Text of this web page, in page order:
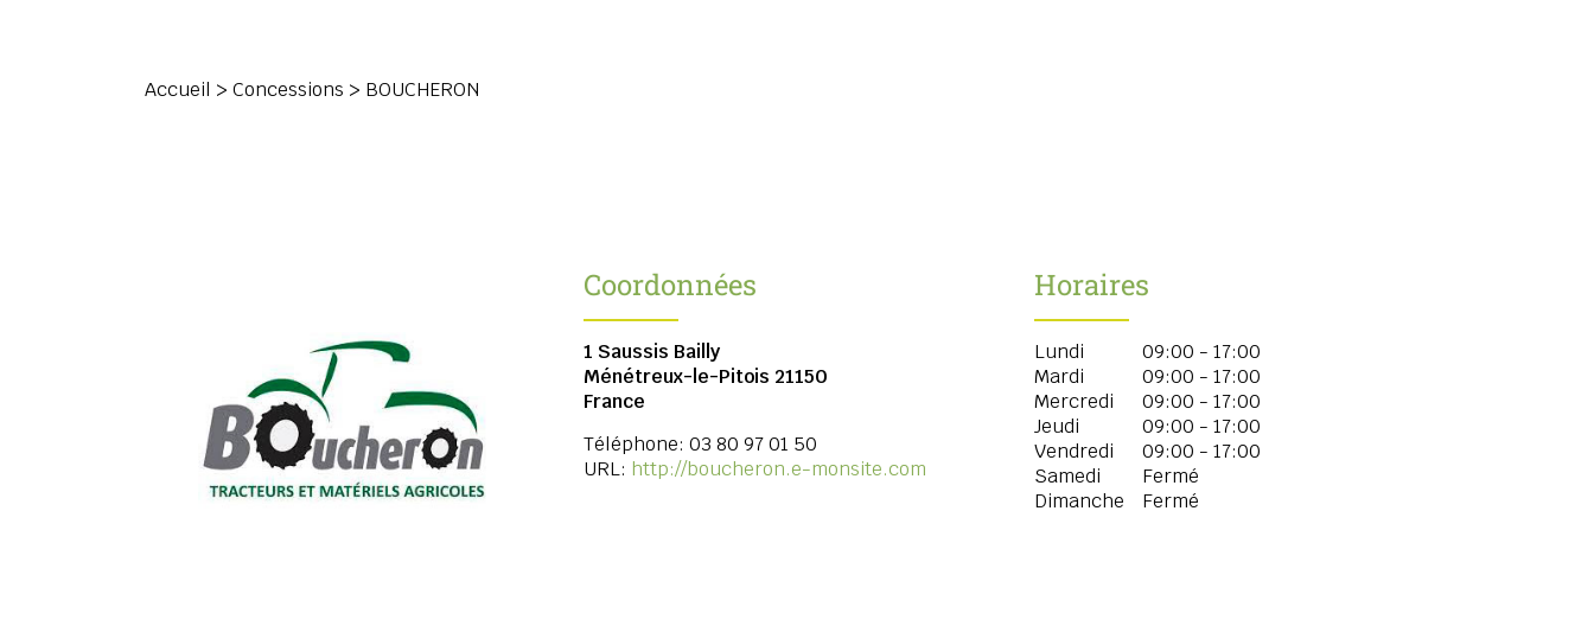
Accueil > Concessions > BOUCHERON
Coordonnées
1 Saussis Bailly
Ménétreux-le-Pitois 21150
France
Téléphone: 03 80 97 01 50
URL: http://boucheron.e-monsite.com
Horaires
Lundi
09:00 - 17:00
Mardi
09:00 - 17:00
Mercredi
09:00 - 17:00
Jeudi
09:00 - 17:00
Vendredi
09:00 - 17:00
Samedi
Fermé
Dimanche
Fermé